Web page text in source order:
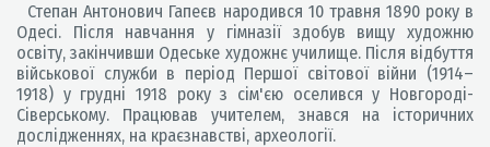
Степан Антонович Гапеєв народився 10 травня 1890 року в
Одесі. Після навчання у гімназії здобув вищу художню
освіту, закінчивши Одеське художнє училище. Після відбуття
військової служби в період Першої світової війни (1914–
1918) у грудні 1918 року з сім'єю оселився у Новгороді-
Сіверському. Працював учителем, знався на історичних
дослідженнях, на краєзнавстві, археології.